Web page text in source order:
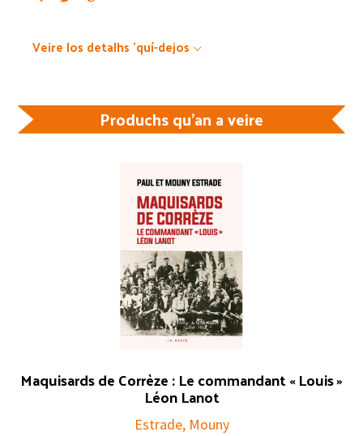
Veire los detalhs 'quí-dejos
Produchs qu'an a veire
Maquisards de Corrèze : Le commandant « Louis »
Léon Lanot
Estrade, Mouny